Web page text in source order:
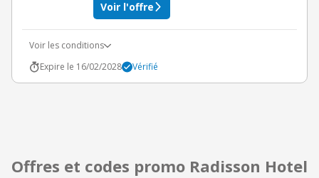
Voir l'offre
Voir les conditions
Expire le 16/02/2028
Vérifié
Offres et codes promo Radisson Hotel